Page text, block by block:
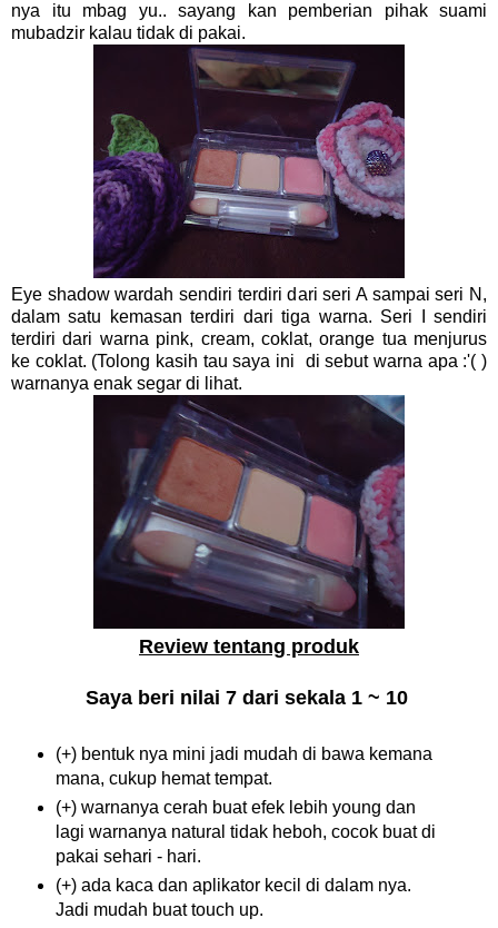
nya itu mbag yu.. sayang kan pemberian pihak suami
mubadzir kalau tidak di pakai.
Eye shadow wardah sendiri terdiri dari seri A sampai seri N,
dalam satu kemasan terdiri dari tiga warna. Seri I sendiri
terdiri dari warna pink, cream, coklat, orange tua menjurus
ke coklat. (Tolong kasih tau saya ini di sebut warna apa :'( )
warnanya enak segar di lihat.
Review tentang produk
Saya beri nilai 7 dari sekala 1 ~ 10
(+) bentuk nya mini jadi mudah di bawa kemana
mana, cukup hemat tempat.
(+) warnanya cerah buat efek lebih young dan
lagi warnanya natural tidak heboh, cocok buat di
pakai sehari - hari.
(+) ada kaca dan aplikator kecil di dalam nya.
Jadi mudah buat touch up.